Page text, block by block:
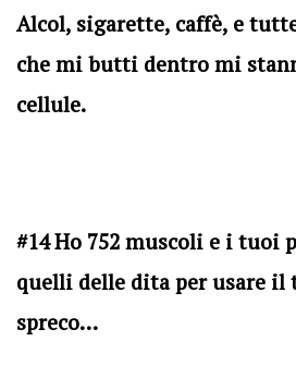
Alcol, sigarette, caffè, e
che mi butti dentro mi
cellule.
#14 Ho 752 muscoli e i tuoi
quelli delle dita per usare il
spreco…